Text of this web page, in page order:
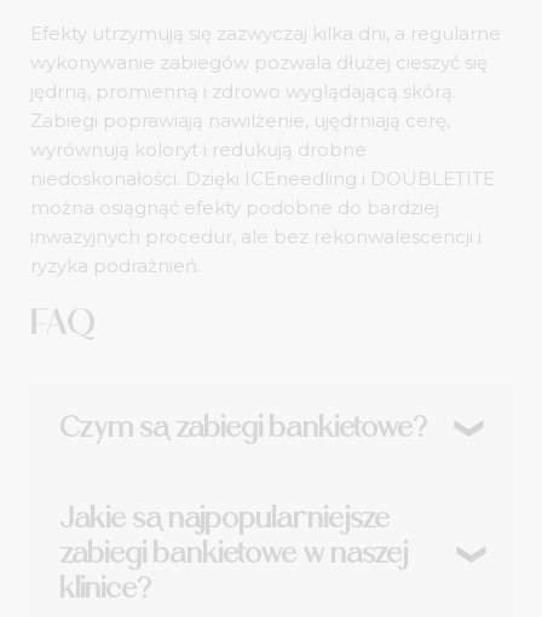
Efekty utrzymują się zazwyczaj kilka dni, a regularne
wykonywanie zabiegów pozwala dłużej cieszyć się
jędrną, promienną i zdrowo wyglądającą skórą.
Zabiegi poprawiają nawilżenie, ujędrniają cerę,
wyrównują koloryt i redukują drobne
niedoskonałości. Dzięki ICEneedling i DOUBLETITE
można osiągnąć efekty podobne do bardziej
inwazyjnych procedur, ale bez rekonwalescencji i
ryzyka podrażnień.
FAQ
Czym są zabiegi bankietowe?
Szybkie procedury estetyczne, które odświeżają
skórę, poprawiają jej kondycję i nadają blask tuż
przed ważnym wydarzeniem, z
natychmiastowym efektem i minimalnym
Jakie są najpopularniejsze
zabiegi bankietowe w naszej
klinice?